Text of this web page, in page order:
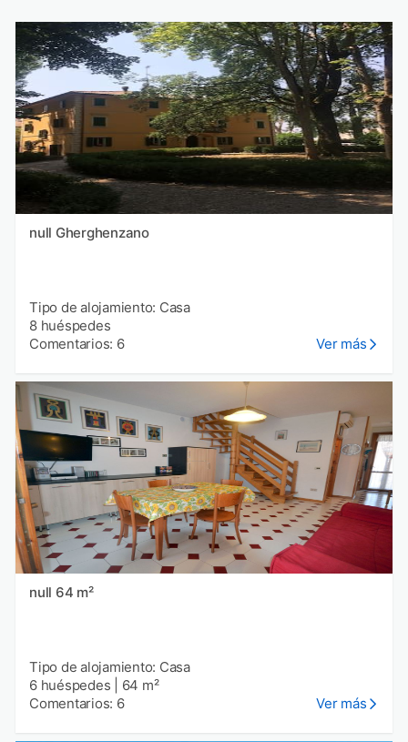
null Gherghenzano
Tipo de alojamiento: Casa
8 huéspedes
Comentarios: 6
Ver más
null 64 m²
Tipo de alojamiento: Casa
6 huéspedes
64 m²
Comentarios: 6
Ver más